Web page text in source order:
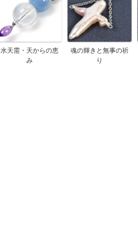
水天需・天からの恵
み
魂の輝きと無事の祈
り